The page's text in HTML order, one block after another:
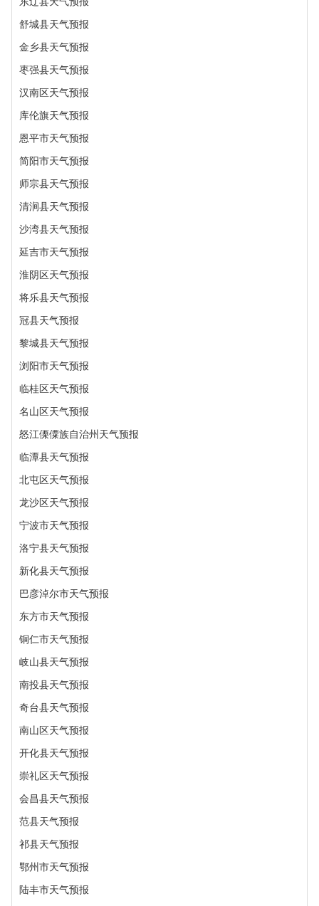
舒城县天气预报
金乡县天气预报
枣强县天气预报
汉南区天气预报
库伦旗天气预报
恩平市天气预报
简阳市天气预报
师宗县天气预报
清涧县天气预报
沙湾县天气预报
延吉市天气预报
淮阴区天气预报
将乐县天气预报
冠县天气预报
黎城县天气预报
浏阳市天气预报
临桂区天气预报
名山区天气预报
怒江傈僳族自治州天气预报
临潭县天气预报
北屯区天气预报
龙沙区天气预报
宁波市天气预报
洛宁县天气预报
新化县天气预报
巴彦淖尔市天气预报
东方市天气预报
铜仁市天气预报
岐山县天气预报
南投县天气预报
奇台县天气预报
南山区天气预报
开化县天气预报
崇礼区天气预报
会昌县天气预报
范县天气预报
祁县天气预报
鄂州市天气预报
陆丰市天气预报